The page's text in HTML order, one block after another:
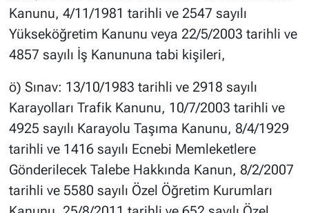
Kanunu, 4/11/1981 tarihli ve 2547 sayılı
Yükseköğretim Kanunu veya 22/5/2003 tarihli ve
4857 sayılı İş Kanununa tabi kişileri,
ö) Sınav: 13/10/1983 tarihli ve 2918 sayılı
Karayolları Trafik Kanunu, 10/7/2003 tarihli ve
4925 sayılı Karayolu Taşıma Kanunu, 8/4/1929
tarihli ve 1416 sayılı Ecnebi Memleketlere
Gönderilecek Talebe Hakkında Kanun, 8/2/2007
tarihli ve 5580 sayılı Özel Öğretim Kurumları